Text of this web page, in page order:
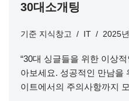
30대소개팅
기준 지식창고 IT 2025
“30대 싱글들을 위한 이상
아보세요. 성공적인 만남을
이트에서의 주의사항까지